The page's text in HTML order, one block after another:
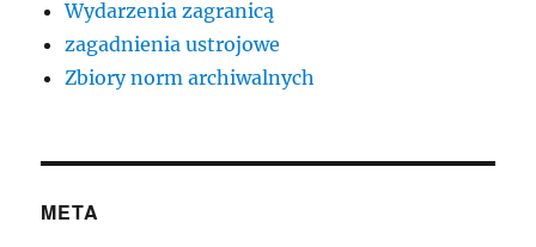
Wydarzenia zagranicą
zagadnienia ustrojowe
Zbiory norm archiwalnych
META